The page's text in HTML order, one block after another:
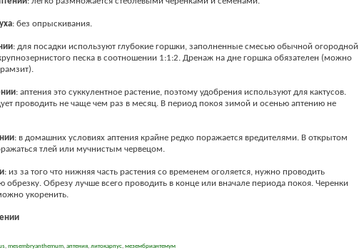
: без опрыскивания.
: для посадки используют глубокие горшки, заполненные смесью обычной огородной
песка в соотношении 1:1:2. Дренаж на дне горшка обязателен (можно
: аптения это суккулентное растение, поэтому удобрения используют для кактусов.
проводить не чаще чем раз в месяц. В период покоя зимой и осенью аптению не
: в домашних условиях аптения крайне редко поражается вредителями. В открытом
тлей или мучнистым червецом.
: из за того что нижняя часть растения со временем оголяется, нужно проводить
Обрезу лучше всего проводить в конце или вначале периода покоя. Черенки
укоренить.
, mesembryanthemum, аптения, литокарпус, мезембриантемум